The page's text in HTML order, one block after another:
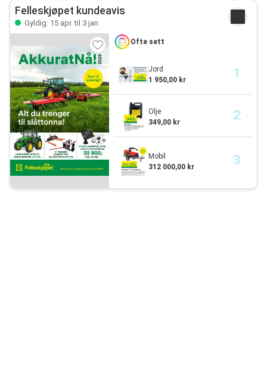
Felleskjøpet kundeavis
Gyldig: 15 apr. til 3 jan.
Ofte sett
Jord
1 950,00 kr
Olje
349,00 kr
Mobil
312 000,00 kr